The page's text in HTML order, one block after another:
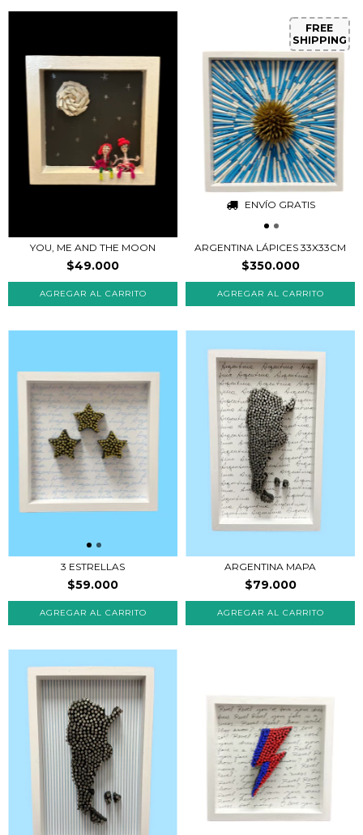
YOU, ME AND THE MOON
$49.000
ENVÍO GRATIS
FREE
SHIPPING
ARGENTINA LÁPICES 33X33CM
$350.000
3 ESTRELLAS
$59.000
ARGENTINA MAPA
$79.000